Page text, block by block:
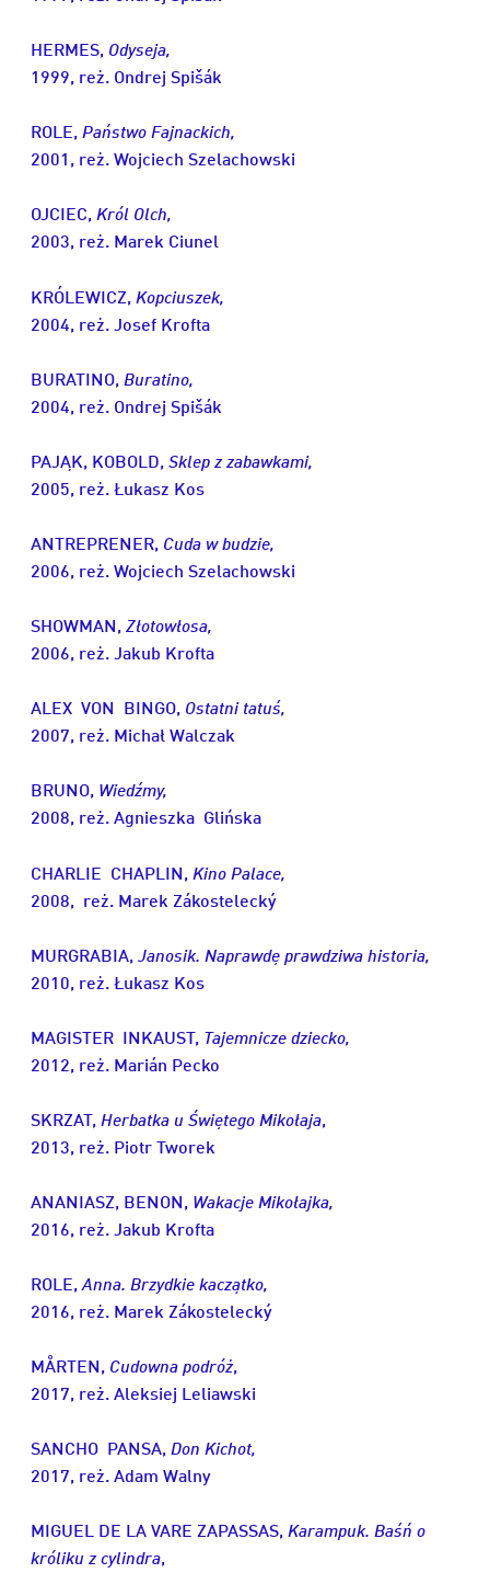
HERMES, Odyseja,
1999, reż. Ondrej Spišák
ROLE, Państwo Fajnackich,
2001, reż. Wojciech Szelachowski
OJCIEC, Król Olch,
2003, reż. Marek Ciunel
KRÓLEWICZ, Kopciuszek,
2004, reż. Josef Krofta
BURATINO, Buratino,
2004, reż. Ondrej Spišák
PAJĄK, KOBOLD, Sklep z zabawkami,
2005, reż. Łukasz Kos
ANTREPRENER, Cuda w budzie,
2006, reż. Wojciech Szelachowski
SHOWMAN, Złotowłosa,
2006, reż. Jakub Krofta
ALEX VON BINGO, Ostatni tatuś,
2007, reż. Michał Walczak
BRUNO, Wiedźmy,
2008, reż. Agnieszka Glińska
CHARLIE CHAPLIN, Kino Palace,
2008, reż. Marek Zákostelecký
MURGRABIA,
Janosik. Naprawdę prawdziwa historia,
2010, reż. Łukasz Kos
MAGISTER INKAUST, Tajemnicze dziecko,
2012, reż. Marián Pecko
SKRZAT, Herbatka u Świętego Mikołaja,
2013, reż. Piotr Tworek
ANANIASZ, BENON, Wakacje Mikołajka,
2016, reż. Jakub Krofta
ROLE, Anna. Brzydkie kaczątko,
2016, reż. Marek Zákostelecký
MÅRTEN, Cudowna podróż,
2017, reż. Aleksiej Leliawski
SANCHO PANSA, Don Kichot,
2017, reż. Adam Walny
MIGUEL DE LA VARE ZAPASSAS, Karampuk. Baśń o
króliku z cylindra,